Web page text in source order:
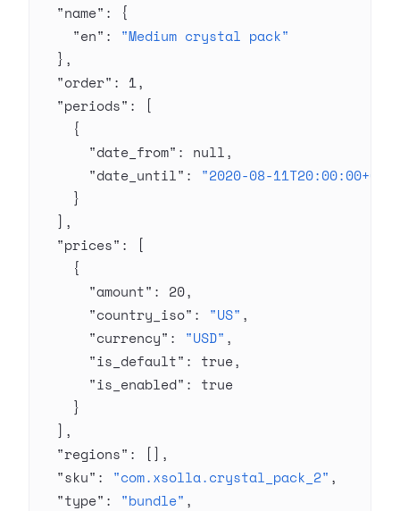
  "name"
: {
    "en"
: "Medium crystal pack"
  },
  "order"
: 1,
  "periods"
: [
    {
      "date_from"
: null,
      "date_until"
: "2020-08-
    }
  ],
  "prices"
: [
    {
      "amount"
: 20,
      "country_iso"
: "US" ,
      "currency"
: "USD" ,
      "is_default"
: true,
      "is_enabled"
: true
    }
  ],
  "regions"
: [],
  "sku"
: "com.xsolla.crystal_pack_2" ,
  "type"
: "bundle" ,